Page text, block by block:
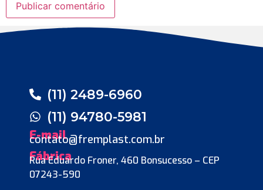
(11) 2489-6960
(11) 94780-5981
E-mail
contato@fremplast.com.br
Fábrica
Rua Eduardo Froner, 460 Bonsucesso – CEP
07243-590